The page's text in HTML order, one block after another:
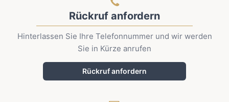
Rückruf anfordern
Hinterlassen Sie Ihre Telefonnummer und wir werden
Sie in Kürze anrufen
Rückruf anfordern